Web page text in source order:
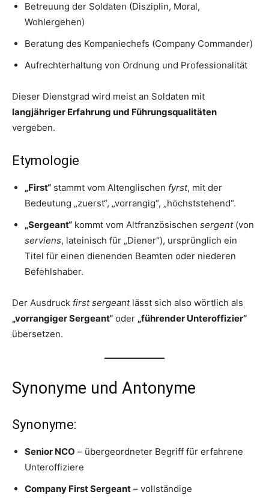
Betreuung der Soldaten (Disziplin, Moral,
Wohlergehen)
Beratung des Kompaniechefs (Company Commander)
Aufrechterhaltung von Ordnung und Professionalität
Dieser Dienstgrad wird meist an Soldaten mit
langjähriger Erfahrung und Führungsqualitäten
vergeben.
Etymologie
„First“ stammt vom Altenglischen fyrst, mit der
Bedeutung „zuerst“, „vorrangig“, „höchststehend“.
„Sergeant“ kommt vom Altfranzösischen sergent(von
serviens, lateinisch für „Diener“), ursprünglich ein
Titel für einen dienenden Beamten oder niederen
Befehlshaber.
Der Ausdruck first sergeantlässt sich also wörtlich als
„vorrangiger Sergeant“ oder „führender Unteroffizier“
übersetzen.
Synonyme und Antonyme
Synonyme:
Senior NCO – übergeordneter Begriff für erfahrene
Unteroffiziere
Company First Sergeant – vollständige